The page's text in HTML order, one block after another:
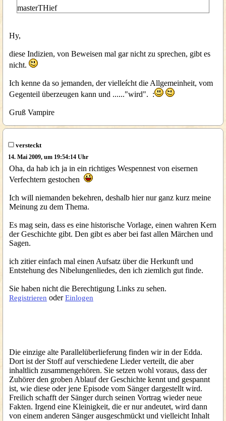
masterTHief
Hy,
diese Indizien, von Beweisen mal gar nicht zu sprechen, gibt es
nicht.
Ich kenne da so jemanden, der vielleícht die Allgemeinheit, vom
Gegenteil überzeugen kann und ......"wird". :
Gruß Vampire
versteckt
14. Mai 2009, um 19:54:14 Uhr
Oha, da hab ich ja in ein richtiges Wespennest von eisernen
Verfechtern gestochen
Ich will niemanden bekehren, deshalb hier nur ganz kurz meine
Meinung zu dem Thema.
Es mag sein, dass es eine historische Vorlage, einen wahren Kern
der Geschichte gibt. Den gibt es aber bei fast allen Märchen und
Sagen.
ich zitier einfach mal einen Aufsatz über die Herkunft und
Entstehung des Nibelungenliedes, den ich ziemlich gut finde.
Sie haben nicht die Berechtigung Links zu sehen.
Registrieren oderEinlogen
Die einzige alte Parallelüberlieferung finden wir in der Edda.
Dort ist der Stoff auf verschiedene Lieder verteilt, die aber
inhaltlich zusammengehören. Sie setzen wohl voraus, dass der
Zuhörer den groben Ablauf der Geschichte kennt und gespannt
ist, wie diese oder jene Episode vom Sänger dargestellt wird.
Freilich schafft der Sänger durch seinen Vortrag wieder neue
Fakten. Irgend eine Kleinigkeit, die er nur andeutet, wird dann
von einem anderen Sänger ausgeschmückt und vielleicht Inhalt